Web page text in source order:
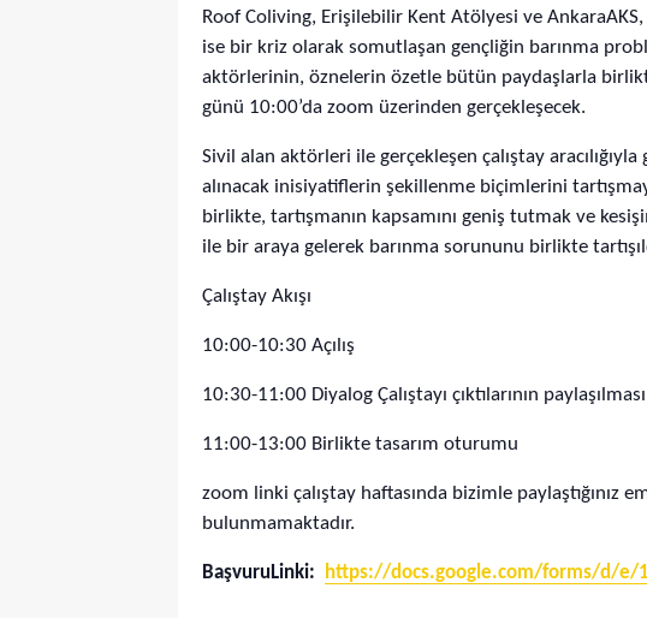
Roof Coliving, Erişilebilir Kent Atölyesi ve
ise bir kriz olarak somutlaşan gençliğin barınma
aktörlerinin, öznelerin özetle bütün paydaşlarla
günü 10:00’da zoom üzerinden gerçekleşecek.
Sivil alan aktörleri ile gerçekleşen çalıştay
alınacak inisiyatiflerin şekillenme biçimlerini
birlikte, tartışmanın kapsamını geniş tutmak ve
ile bir araya gelerek barınma sorununu birlikte
Çalıştay Akışı
10:00-10:30 Açılış
10:30-11:00 Diyalog Çalıştayı çıktılarının paylaşılması
11:00-13:00 Birlikte tasarım oturumu
zoom linki çalıştay haftasında bizimle paylaştığınız
bulunmamaktadır.
BaşvuruLinki: https://docs.google.com/forms/d/e/